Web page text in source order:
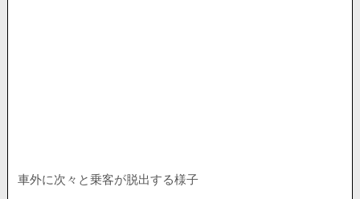
車外に次々と乗客が脱出する様子